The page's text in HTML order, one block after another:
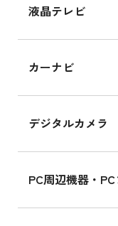
液晶テレビ
カーナビ
デジタルカメラ
PC周辺機器・
iPhone
MK2K3J/